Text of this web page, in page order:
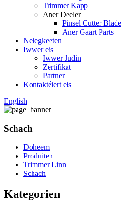
Trimmer Kapp
Aner Deeler
Pinsel Cutter Blade
Aner Gaart Parts
Neiegkeeten
Iwwer eis
Iwwer Judin
Zertifikat
Partner
Kontaktéiert eis
English
Schach
Doheem
Produiten
Trimmer Linn
Schach
Kategorien